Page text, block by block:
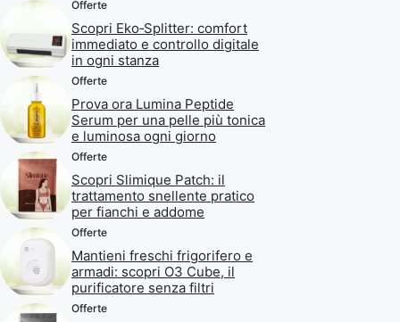
Offerte
Scopri Eko‑Splitter: comfort
immediato e controllo digitale
in ogni stanza
Offerte
Prova ora Lumina Peptide
Serum per una pelle più tonica
e luminosa ogni giorno
Offerte
Scopri Slimique Patch: il
trattamento snellente pratico
per fianchi e addome
Offerte
Mantieni freschi frigorifero e
armadi: scopri O3 Cube, il
purificatore senza filtri
Offerte